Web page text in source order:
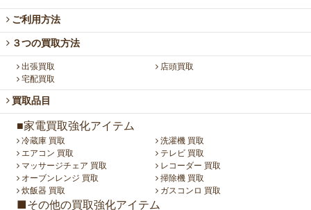
ご利用方法
３つの買取方法
出張買取
店頭買取
宅配買取
買取品目
■家電買取強化アイテム
冷蔵庫 買取
洗濯機 買取
エアコン 買取
テレビ 買取
マッサージチェア 買取
レコーダー 買取
オーブンレンジ 買取
掃除機 買取
炊飯器 買取
ガスコンロ 買取
■その他の買取強化アイテム